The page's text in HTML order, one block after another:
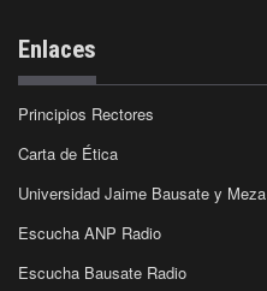
Enlaces
Principios Rectores
Carta de Ética
Universidad Jaime Bausate y Meza
Escucha ANP Radio
Escucha Bausate Radio